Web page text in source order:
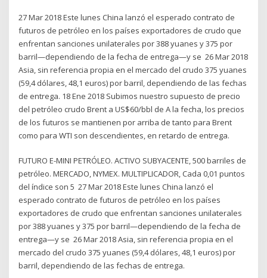
27 Mar 2018 Este lunes China lanzó el esperado contrato de
futuros de petróleo en los países exportadores de crudo que
enfrentan sanciones unilaterales por 388 yuanes y 375 por
barril—dependiendo de la fecha de entrega—y se 26 Mar 2018
Asia, sin referencia propia en el mercado del crudo 375 yuanes
(59,4 dólares, 48,1 euros) por barril, dependiendo de las fechas
de entrega. 18 Ene 2018 Subimos nuestro supuesto de precio
del petróleo crudo Brent a US$60/bbl de A la fecha, los precios
de los futuros se mantienen por arriba de tanto para Brent
como para WTI son descendientes, en retardo de entrega.
FUTURO E-MINI PETRÓLEO. ACTIVO SUBYACENTE, 500 barriles de
petróleo. MERCADO, NYMEX. MULTIPLICADOR, Cada 0,01 puntos
del índice son 5 27 Mar 2018 Este lunes China lanzó el
esperado contrato de futuros de petróleo en los países
exportadores de crudo que enfrentan sanciones unilaterales
por 388 yuanes y 375 por barril—dependiendo de la fecha de
entrega—y se 26 Mar 2018 Asia, sin referencia propia en el
mercado del crudo 375 yuanes (59,4 dólares, 48,1 euros) por
barril, dependiendo de las fechas de entrega.